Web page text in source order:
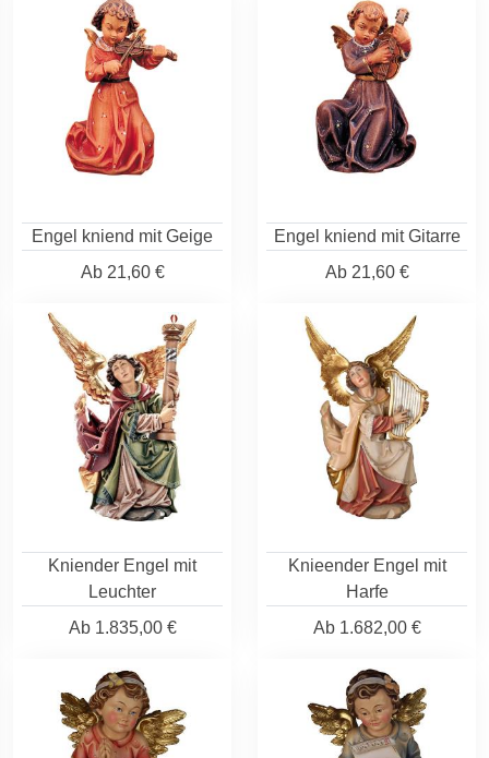
Engel kniend mit Geige
Ab21,60 €
Engel kniend mit Gitarre
Ab21,60 €
Kniender Engel mit
Leuchter
Ab1.835,00 €
Knieender Engel mit
Harfe
Ab1.682,00 €